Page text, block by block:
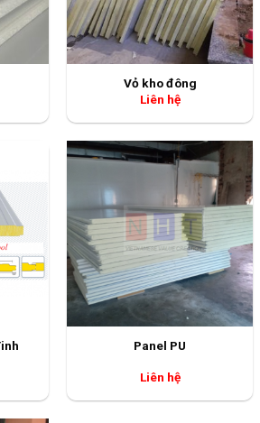
Vỏ kho đông
Liên hệ
Panel PU
Liên hệ